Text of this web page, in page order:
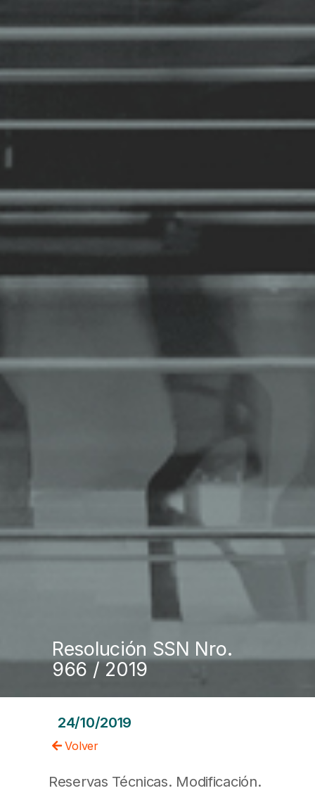
Resolución SSN Nro.
966 / 2019
24/10/2019
Volver
Reservas Técnicas. Modificación.